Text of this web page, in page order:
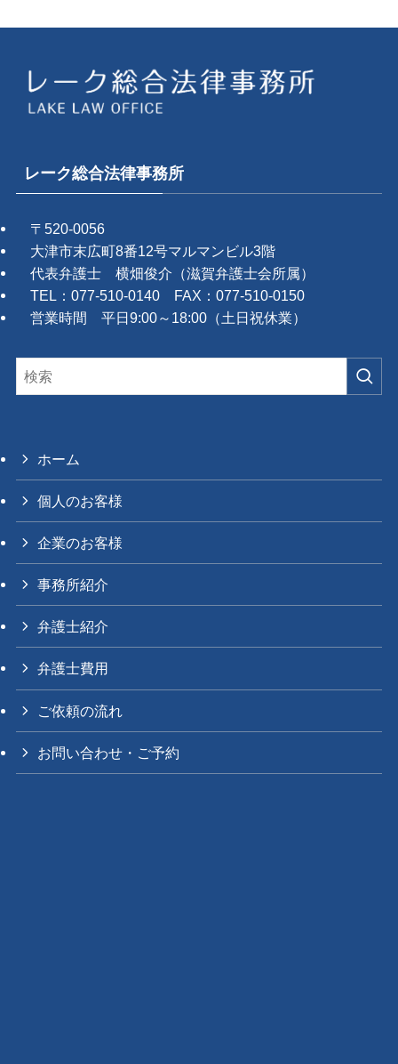
レーク総合法律事務所
〒520-0056
大津市末広町8番12号マルマンビル3階
代表弁護士 横畑俊介（滋賀弁護士会所属）
TEL：077-510-0140 FAX：077-510-0150
営業時間 平日9:00～18:00（土日祝休業）
ホーム
個人のお客様
企業のお客様
事務所紹介
弁護士紹介
弁護士費用
ご依頼の流れ
お問い合わせ・ご予約